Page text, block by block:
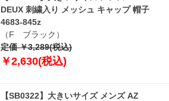
DEUX 刺繍入り メッシュ キャップ 帽子
4683-845z
（F ブラック）
定価 ￥3,289(税込)
￥2,630(税込)
【SB0322】大きいサイズ メンズ AZ